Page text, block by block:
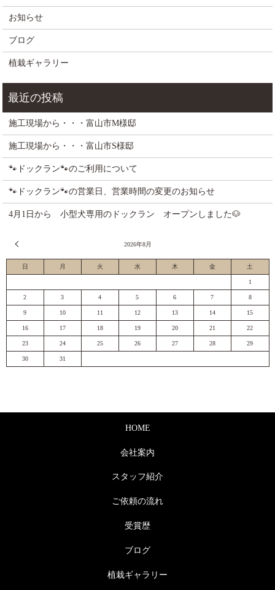
お知らせ
ブログ
植栽ギャラリー
施工現場から・・・富山市M様邸
施工現場から・・・富山市S様邸
🐾ドックラン🐾のご利用について
🐾ドックラン🐾の営業日、営業時間の変更のお知らせ
4月1日から 小型犬専用のドックラン オープンしました🐶
2026年8月
日 月 火 水 木 金 土
1
2 3 4 5 6 7 8
9 10 11 12 13 14 15
16 17 18 19 20 21 22
23 24 25 26 27 28 29
30 31
HOME
会社案内
スタッフ紹介
ご依頼の流れ
受賞歴
ブログ
植栽ギャラリー